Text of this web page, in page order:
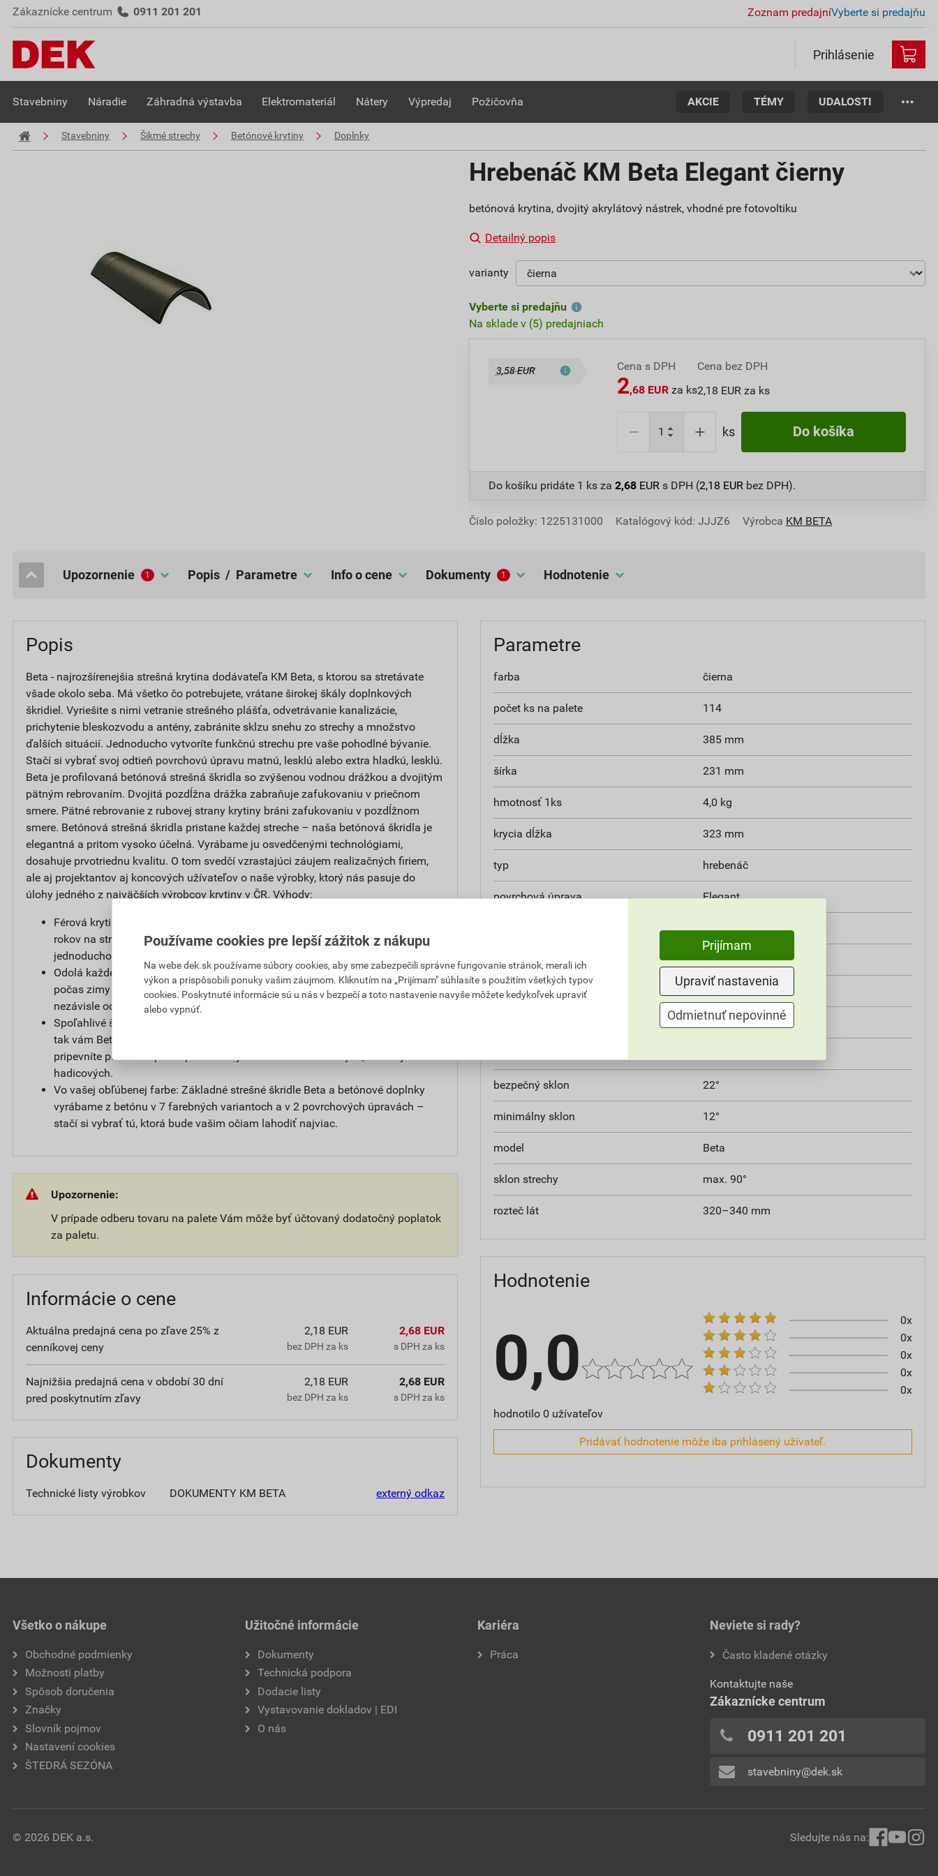
Zákaznícke centrum 0911 201 201 Zoznam predajníVyberte si predajňu
Prihlásenie
Stavebniny Náradie Záhradná výstavba Elektromateriál Nátery Výpredaj Požičovňa AKCIE TÉMY UDALOSTI
Stavebniny Šikmé strechy Betónové krytiny Doplnky
Hrebenáč KM Beta Elegant čierny
betónová krytina, dvojitý akrylátový nástrek, vhodné pre fotovoltiku
Detailný popis
varianty
Vyberte si predajňu
Na sklade v (5) predajniach
3,58 EUR Cena s DPH
2,68 EUR za ks
Cena bez DPH
2,18 EUR za ks
ks Do košíka
Do košíku pridáte 1 ks za 2,68 EUR s DPH (2,18 EUR bez DPH).
Číslo položky: 1225131000 Katalógový kód: JJJZ6 Výrobca KM BETA
popis / Parametre
upozornenie 1 Info o cene dokumenty 1 hodnotenie
Popis
Beta - najrozšírenejšia strešná krytina dodávateľa KM Beta, s ktorou sa stretávate
všade okolo seba. Má všetko čo potrebujete, vrátane širokej škály doplnkových
škridiel. Vyriešite s nimi vetranie strešného plášťa, odvetrávanie kanalizácie,
prichytenie bleskozvodu a antény, zabránite sklzu snehu zo strechy a množstvo
ďalších situácií. Jednoducho vytvoríte funkčnú strechu pre vaše pohodlné bývanie.
Stačí si vybrať svoj odtieň povrchovú úpravu matnú, lesklú alebo extra hladkú, lesklú.
Beta je profilovaná betónová strešná škridla so zvýšenou vodnou drážkou a dvojitým
pätným rebrovaním. Dvojitá pozdĺžna drážka zabraňuje zafukovaniu v priečnom
smere. Pätné rebrovanie z rubovej strany krytiny bráni zafukovaniu v pozdĺžnom
smere. Betónová strešná škridla pristane každej streche – naša betónová škridla je
elegantná a pritom vysoko účelná. Vyrábame ju osvedčenými technológiami,
dosahuje prvotriednu kvalitu. O tom svedčí vzrastajúci záujem realizačných firiem,
ale aj projektantov aj koncových užívateľov o naše výrobky, ktorý nás pasuje do
úlohy jedného z najväčších výrobcov krytiny v ČR. Výhody:
Férová krytina s dlhou životnosťou: Poskytujeme 50 rokov záruku na krytinu, 15
rokov na strešný systém. U nás všetky podmienky záruky nájdete prehľadne a
jednoducho v Záručnom liste.
Odolá každému počasiu: Svojou robustnosťou pomáha zachytávať teplo a
počas zimy regulovať teplotu v interiéri. V podkroví vám bude príjemne,
nezávisle od ročného obdobia.
Spoľahlivé škridle pre úsporu peňazí: Ak sa rozhodnete pre slnečné kolektory,
tak vám Beta ušetrí na energiách krásne peniaze. Na krytinu ich ľahko
pripevníte pomocou prestupov strešných škridiel kolektorových, káblových a
hadicových.
Vo vašej obľúbenej farbe: Základné strešné škridle Beta a betónové doplnky
vyrábame z betónu v 7 farebných variantoch a v 2 povrchových úpravách –
stačí si vybrať tú, ktorá bude vašim očiam lahodiť najviac.
Upozornenie:
V prípade odberu tovaru na palete Vám môže byť účtovaný dodatočný poplatok
za paletu.
Informácie o cene
Aktuálna predajná cena po zľave 25% z
cenníkovej ceny
2,18 EUR
bez DPH za ks
2,68 EUR
s DPH za ks
Najnižšia predajná cena v období 30 dní
pred poskytnutím zľavy
2,18 EUR
bez DPH za ks
2,68 EUR
s DPH za ks
Dokumenty
Technické listy výrobkov DOKUMENTY KM BETA externý odkaz
Parametre
farba čierna
počet ks na palete 114
dĺžka 385 mm
šírka 231 mm
hmotnosť 1ks 4,0 kg
krycia dĺžka 323 mm
typ hrebenáč
povrchová úprava Elegant
3,3 ks/bm
značka KMB
materiál
12 mm
bezpečný sklon 22°
minimálny sklon 12°
model Beta
sklon strechy max. 90°
rozteč lát 320–340 mm
Hodnotenie
0,0
hodnotilo 0 užívateľov
0x
0x
0x
0x
0x
Pridávať hodnotenie môže iba prihlásený užívateľ.
Všetko o nákupe
Obchodné podmienky
Možnosti platby
Spôsob doručenia
Značky
Slovník pojmov
Nastavení cookies
ŠTEDRÁ SEZÓNA
Užitočné informácie
Dokumenty
Technická podpora
Dodacie listy
Vystavovanie dokladov | EDI
O nás
Kariéra
Práca
Neviete si rady?
Často kladené otázky
Kontaktujte naše
Zákaznícke centrum
0911 201 201
stavebniny@dek.sk
© 2026 DEK a.s. Sledujte nás na:
Používame cookies pre lepší zážitok z nákupu
Na webe dek.sk používame súbory cookies, aby sme zabezpečili správne fungovanie stránok, merali ich
výkon a prispôsobili ponuky vašim záujmom. Kliknutím na „Prijímam" súhlasíte s použitím všetkých typov
cookies. Poskytnuté informácie sú u nás v bezpečí a toto nastavenie navyše môžete kedykoľvek upraviť
alebo vypnúť.
Prijímam
Upraviť nastavenia
Odmietnuť nepovinné